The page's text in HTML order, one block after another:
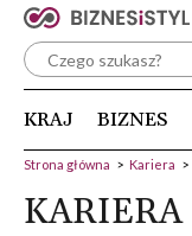
KRAJ BIZNES
Strona główna > Kariera >
KARIERA